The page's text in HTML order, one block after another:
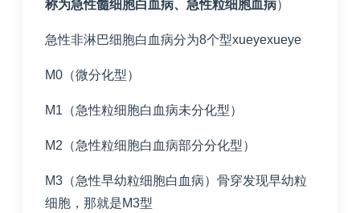
称为急性髓细胞白血病、急性粒细胞血病）
急性非淋巴细胞白血病分为8个型xueyexueye
M0（微分化型）
M1（急性粒细胞白血病未分化型）
M2（急性粒细胞白血病部分分化型）
M3（急性早幼粒细胞白血病）骨穿发现早幼粒
细胞，那就是M3型